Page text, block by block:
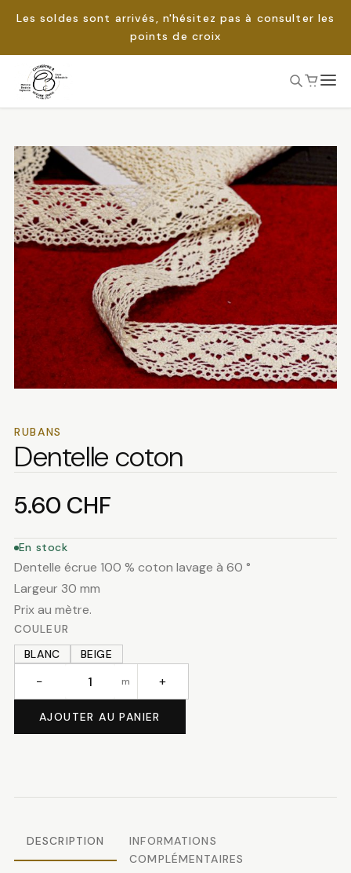
Les soldes sont arrivés, n'hésitez pas à consulter les
points de croix
Passer
RUBANS
Dentelle coton
5.60 CHF
En stock
Dentelle écrue 100 % coton lavage à 60 °
Largeur 30 mm
Prix au mètre.
COULEUR
BLANC
BEIGE
Dentelle
− m +
AJOUTER AU PANIER
DESCRIPTION
INFORMATIONS
COMPLÉMENTAIRES